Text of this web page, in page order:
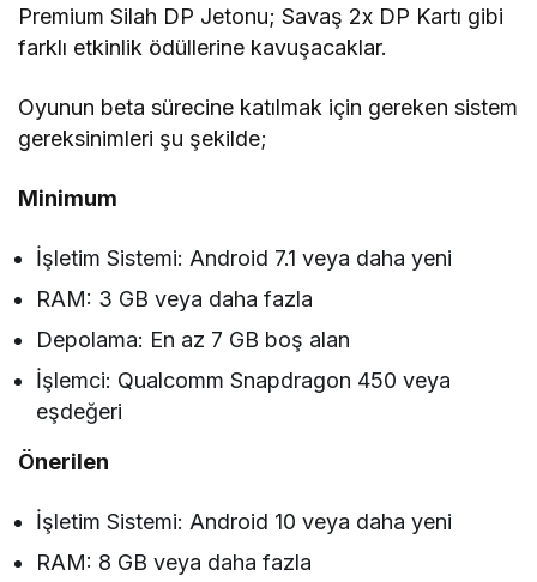
Premium Silah DP Jetonu; Savaş 2x DP Kartı gibi
farklı etkinlik ödüllerine kavuşacaklar.
Oyunun beta sürecine katılmak için gereken sistem
gereksinimleri şu şekilde;
Minimum
İşletim Sistemi: Android 7.1 veya daha yeni
RAM: 3 GB veya daha fazla
Depolama: En az 7 GB boş alan
İşlemci: Qualcomm Snapdragon 450 veya
eşdeğeri
Önerilen
İşletim Sistemi: Android 10 veya daha yeni
RAM: 8 GB veya daha fazla